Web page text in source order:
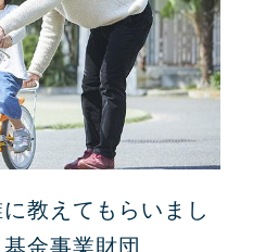
教えてもらいまし
金事業財団